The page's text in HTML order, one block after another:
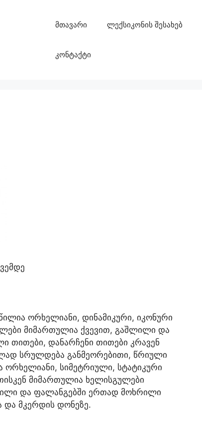
მთავარი ლექსიკონის შესახებ
კონტაქტი
ორხელიანი, დინამიკური, იკონური
მიმართულია ქვევით, გაშლილი და
თითები, დანარჩენი თითები კრავენ
სრულდება განმეორებითი, წრიული
ორხელიანი, სიმეტრიული, სტატიკური
მიმართულია ხელისგულები
და ფალანგებში ერთად მოხრილი
და მკერდის დონეზე.